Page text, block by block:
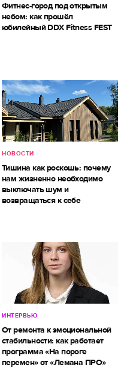
Фитнес-город под открытым
небом: как прошёл
юбилейный DDX Fitness FEST
НОВОСТИ
Тишина как роскошь: почему
нам жизненно необходимо
выключать шум и
возвращаться к себе
ИНТЕРВЬЮ
От ремонта к эмоциональной
стабильности: как работает
программа «На пороге
перемен» от «Лемана ПРО»